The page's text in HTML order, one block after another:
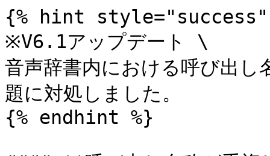
{% hint style="success"
※V6.1アップデート \
音声辞書内における呼び出し
題に対処しました。
{% endhint %}